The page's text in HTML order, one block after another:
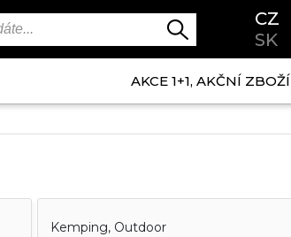
CZ
SK
AKCE 1+1, AKČNÍ ZBOŽÍ
Kemping, Outdoor